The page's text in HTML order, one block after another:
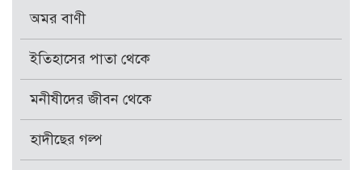
অমর বাণী
ইতিহাসের পাতা থেকে
মনীষীদের জীবন থেকে
হাদীছের গল্প